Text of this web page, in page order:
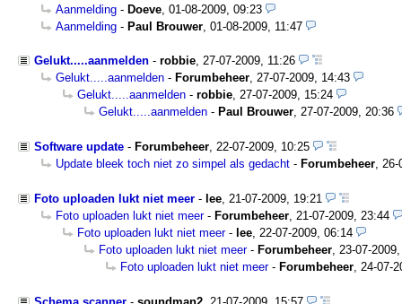
Aanmelding - Doeve 01-08-2009, 09:23
Aanmelding - Paul Brouwer 01-08-2009, 11:47
Gelukt.....aanmelden - robbie, 27-07-2009, 11:26
Gelukt.....aanmelden - Forumbeheer, 27-07-2009, 14:43
Gelukt.....aanmelden - robbie, 27-07-2009, 15:24
Gelukt.....aanmelden - Paul Brouwer, 27-07-2009, 20:36
Software update - Forumbeheer, 22-07-2009, 10:25
Update bleek toch niet zo simpel als gedacht - Forumbeheer, 26-
Foto uploaden lukt niet meer - lee 21-07-2009, 19:21
Foto uploaden lukt niet meer- Forumbeheer 21-07-2009, 23:44
Foto uploaden lukt niet meer- lee 22-07-2009, 06:14
Foto uploaden lukt niet meer- Forumbeheer 23-07-
Foto uploaden lukt niet meer- Forumbeheer 24-07-
Schema scanner - soundman2 21-07-2009, 15:57